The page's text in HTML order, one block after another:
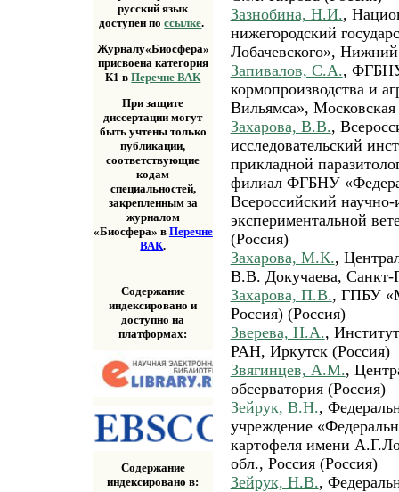
русский язык
доступен поссылке.
Журналу«Биосфера»
присвоена категория
К1 вПеречне ВАК
При защите
диссертации могут
быть учтены только
публикации,
соответствующие
кодам
специальностей,
закрепленным за
журналом
«Биосфера» в Перечне
ВАК.
Содержание
индексировано и
доступно на
платформах:
Содержание
индексировано в:
Зазнобина, Н.И.,
нижегородский
Лобачевского»,
Запивалов, С.А.,
кормопроизводства и
Вильямса», Московская
Захарова, В.В.,
исследовательский
прикладной
филиал ФГБНУ
Всероссийский научно-
экспериментальной
(Россия)
Захарова, М.К.,
В.В. Докучаева, Санкт-
Захарова, П.В., ГПБУ
Россия) (Россия)
Зверева, Н.А.,
РАН, Иркутск (Россия)
Звягинцев, А.М.,
обсерватория (Россия)
Зейрук, В.Н.,
учреждение
картофеля имени
обл., Россия (Россия)
Зейрук, Н.В.,